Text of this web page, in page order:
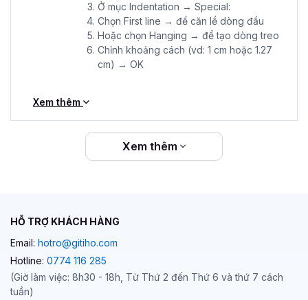
Ở mục Indentation → Special:
Chọn First line → để căn lề dòng đầu
Hoặc chọn Hanging → để tạo dòng treo
Chỉnh khoảng cách (vd: 1 cm hoặc 1.27
cm) → OK
Xem thêm
Xem thêm
HỖ TRỢ KHÁCH HÀNG
Email: hotro@gitiho.com
Hotline: 0774 116 285
(Giờ làm việc: 8h30 - 18h, Từ Thứ 2 đến Thứ 6 và thứ 7 cách
tuần)